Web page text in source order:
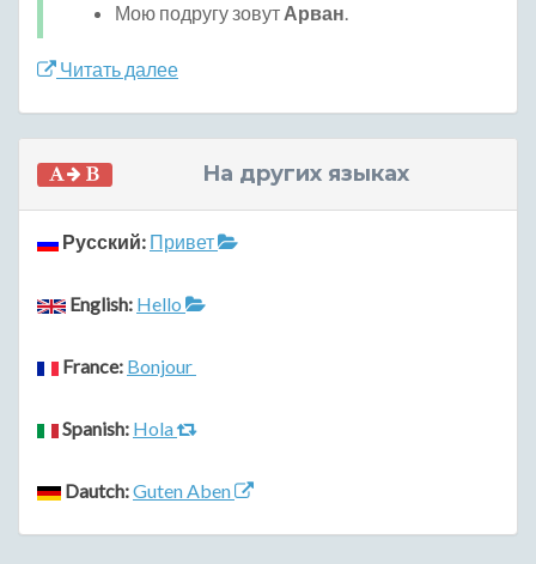
Мою подругу зовут Арван.
Читать далее
На других языках
Русский: Привет
English: Hello
France: Bonjour
Spanish: Hola
Dautch:Guten Aben